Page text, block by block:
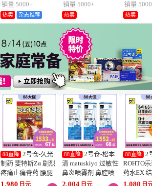
销量 5000+
热卖 杂志推荐
销量 5000+
热卖
片
销量
热卖
88直降
2号仓-久光
制药 斐特斯Zα 剧烈
疼痛止痛膏药 腰腿
疼痛 温感 7×10cm
1,980 日元
88直降 2号仓-松本
清 matuskiyo 过敏性
鼻炎喷雾剂 鼻腔喷
雾 缓解鼻塞流涕
2,004 日元
88直降
2
ROHTO
药水EX
药水
1,080 日